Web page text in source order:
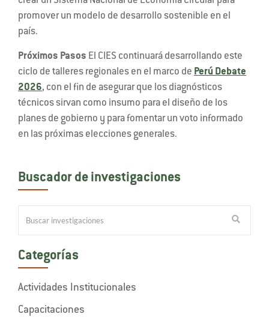
promover un modelo de desarrollo sostenible en el
país.
Próximos Pasos El CIES continuará desarrollando este
ciclo de talleres regionales en el marco de Perú Debate
2026, con el fin de asegurar que los diagnósticos
técnicos sirvan como insumo para el diseño de los
planes de gobierno y para fomentar un voto informado
en las próximas elecciones generales.
Buscador de investigaciones
Categorías
Actividades Institucionales
Capacitaciones